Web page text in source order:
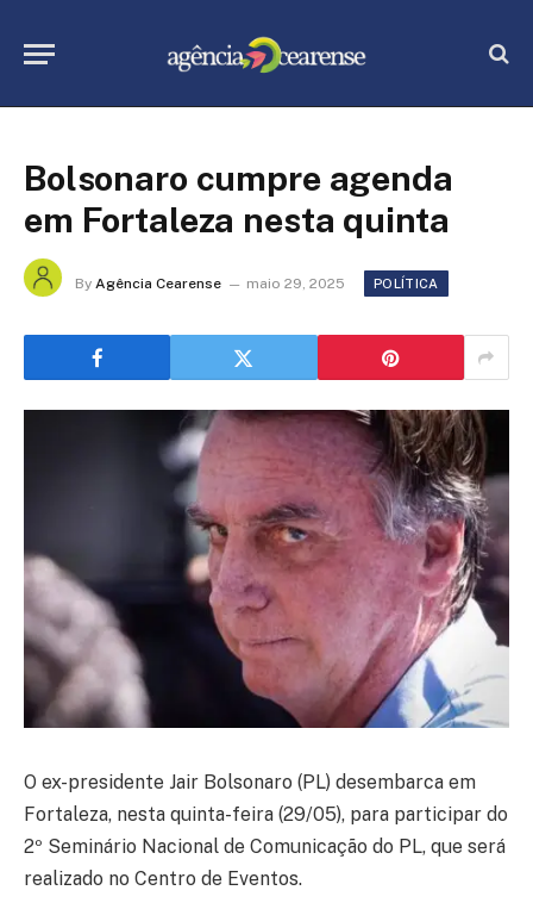
Bolsonaro cumpre agenda
em Fortaleza nesta quinta
By Agência Cearense maio 29, 2025 POLÍTICA
O ex-presidente Jair Bolsonaro (PL) desembarca em
Fortaleza, nesta quinta-feira (29/05), para participar do
2º Seminário Nacional de Comunicação do PL, que será
realizado no Centro de Eventos.